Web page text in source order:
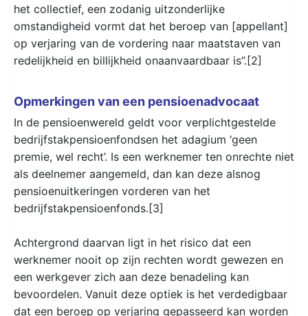
het collectief, een zodanig uitzonderlijke
omstandigheid vormt dat het beroep van [appellant]
op verjaring van de vordering naar maatstaven van
redelijkheid en billijkheid onaanvaardbaar is”.[2]
Opmerkingen van een pensioenadvocaat
In de pensioenwereld geldt voor verplichtgestelde
bedrijfstakpensioenfondsen het adagium ‘geen
premie, wel recht’. Is een werknemer ten onrechte niet
als deelnemer aangemeld, dan kan deze alsnog
pensioenuitkeringen vorderen van het
bedrijfstakpensioenfonds.[3]
Achtergrond daarvan ligt in het risico dat een
werknemer nooit op zijn rechten wordt gewezen en
een werkgever zich aan deze benadeling kan
bevoordelen. Vanuit deze optiek is het verdedigbaar
dat een beroep op verjaring gepasseerd kan worden